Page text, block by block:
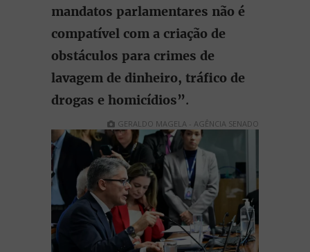
mandatos parlamentares não é
compatível com a criação de
obstáculos para crimes de
lavagem de dinheiro, tráfico de
drogas e homicídios”.
GERALDO MAGELA - AGÊNCIA SENADO